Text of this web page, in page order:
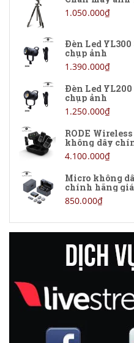
1.050.000₫
Đèn Led
chụp ảnh
1.390.000₫
Đèn Led
chụp ảnh
1.250.000₫
RODE
không dây
4.100.000₫
Micro không
chính hãng
850.000₫